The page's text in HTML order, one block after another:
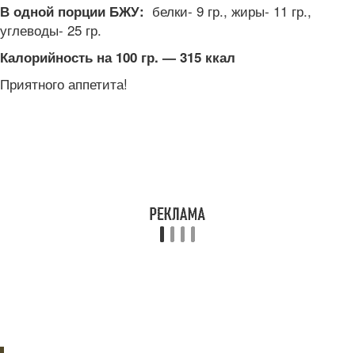
В одной порции БЖУ: белки- 9 гр., жиры- 11 гр.,
углеводы- 25 гр.
Калорийность на 100 гр. — 315 ккал
Приятного аппетита!